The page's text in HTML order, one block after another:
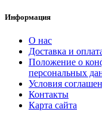
Информация
О нас
Доставка и
Положение о
персональных
Условия
Контакты
Карта сайта